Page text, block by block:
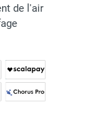
de l'air